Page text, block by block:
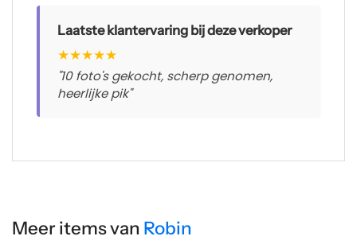
Laatste klantervaring bij deze verkoper
★★★★★
"10 foto's gekocht, scherp genomen,
heerlijke pik"
Meer items van Robin